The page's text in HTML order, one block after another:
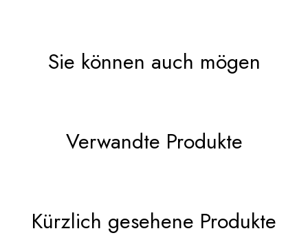
Sie können auch mögen
Verwandte Produkte
Kürzlich gesehene Produkte